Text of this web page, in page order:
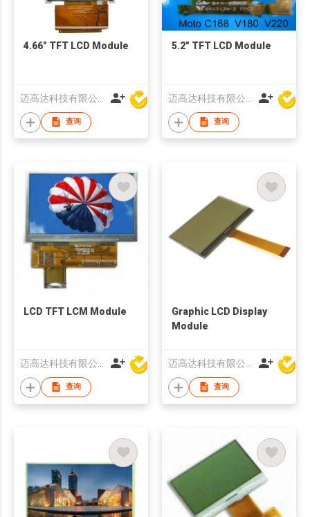
4.66" TFT LCD Module
查询
5.2" TFT LCD Module
查询
LCD TFT LCM Module
查询
Graphic LCD Display
Module
查询